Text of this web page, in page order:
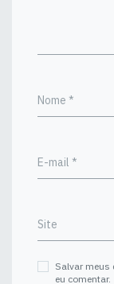
Nome *
E-mail *
Site
Salvar meus
eu comentar.